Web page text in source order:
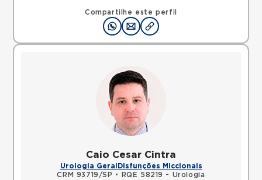
Compartilhe este perfil
Caio Cesar Cintra
Urologia Geral Disfunções Miccionais
CRM 93719/SP •
RQE 58219 - Urologia